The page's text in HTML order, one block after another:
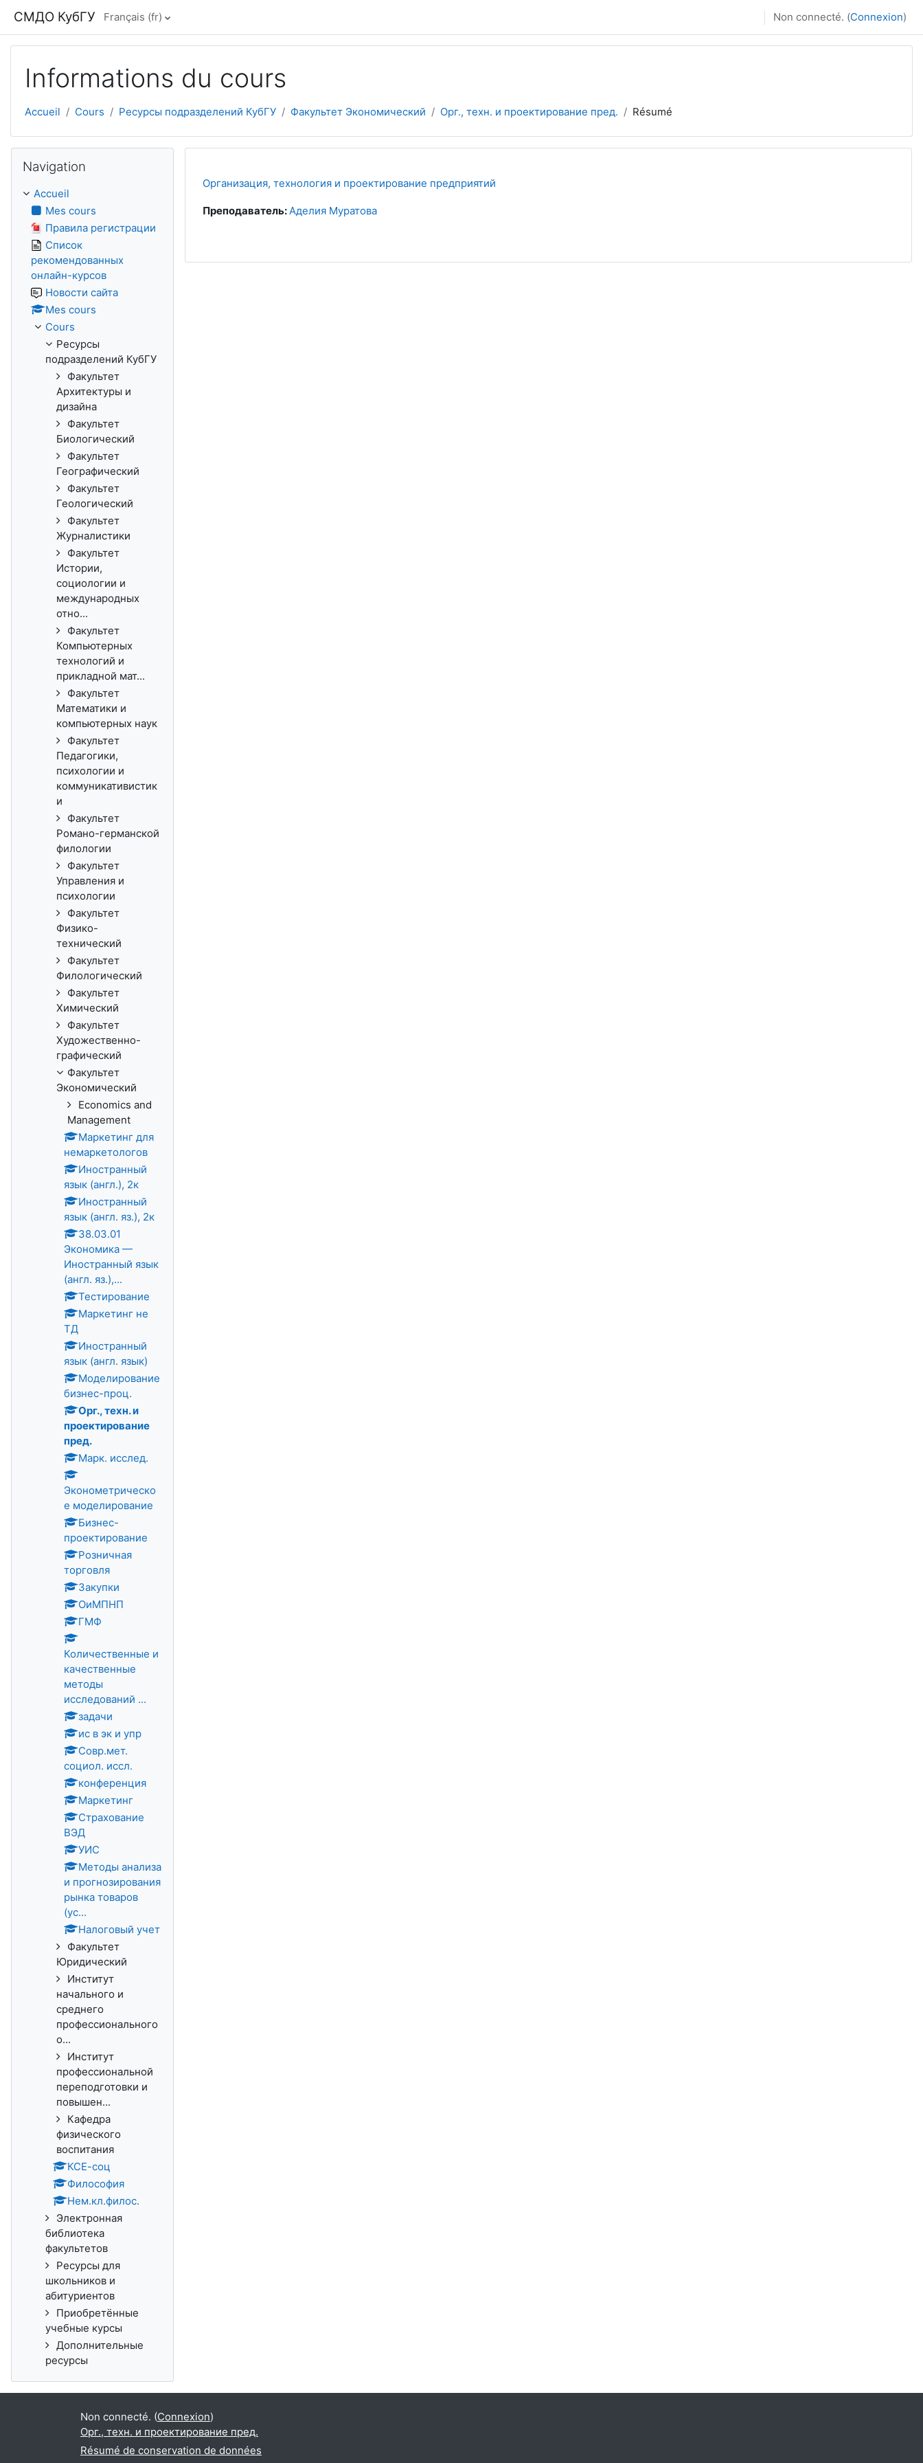
СМДО КубГУ Français ‎(fr)‎ Non connecté. (Connexion)
Informations du cours
Accueil Cours Ресурсы подразделений КубГУ Факультет Экономический Орг., техн. и проектирование пред. Résumé
Организация, технология и проектирование предприятий
Преподаватель:Аделия Муратова
Navigation
Accueil
Mes cours
Правила регистрации
Список
рекомендованных
онлайн-курсов
Новости сайта
Mes cours
Cours
Ресурсы
подразделений КубГУ
Факультет
Архитектуры и
дизайна
Факультет
Биологический
Факультет
Географический
Факультет
Геологический
Факультет
Журналистики
Факультет
Истории,
социологии и
международных
отно...
Факультет
Компьютерных
технологий и
прикладной мат...
Факультет
Математики и
компьютерных наук
Факультет
Педагогики,
психологии и
коммуникативистик
и
Факультет
Романо-германской
филологии
Факультет
Управления и
психологии
Факультет
Физико-
технический
Факультет
Филологический
Факультет
Химический
Факультет
Художественно-
графический
Факультет
Экономический
Economics and
Management
Маркетинг для
немаркетологов
Иностранный
язык (англ.), 2к
Иностранный
язык (англ. яз.), 2к
38.03.01
Экономика —
Иностранный язык
(англ. яз.),...
Тестирование
Маркетинг не
ТД
Иностранный
язык (англ. язык)
Моделирование
бизнес-проц.
Орг., техн. и
проектирование
пред.
Марк. исслед.
Эконометрическо
е моделирование
Бизнес-
проектирование
Розничная
торговля
Закупки
ОиМПНП
ГМФ
Количественные и
качественные
методы
исследований ...
задачи
ис в эк и упр
Совр.мет.
социол. иссл.
конференция
Маркетинг
Страхование
ВЭД
УИС
Методы анализа
и прогнозирования
рынка товаров
(ус...
Налоговый учет
Факультет
Юридический
Институт
начального и
среднего
профессионального
о...
Институт
профессиональной
переподготовки и
повышен...
Кафедра
физического
воспитания
КСЕ-соц
Философия
Нем.кл.филос.
Электронная
библиотека
факультетов
Ресурсы для
школьников и
абитуриентов
Приобретённые
учебные курсы
Дополнительные
ресурсы
Non connecté. (Connexion)
Орг., техн. и проектирование пред.
Résumé de conservation de données